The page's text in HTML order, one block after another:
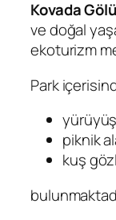
Kovada
ve doğal
ekoturizm
Park
piknik
kuş